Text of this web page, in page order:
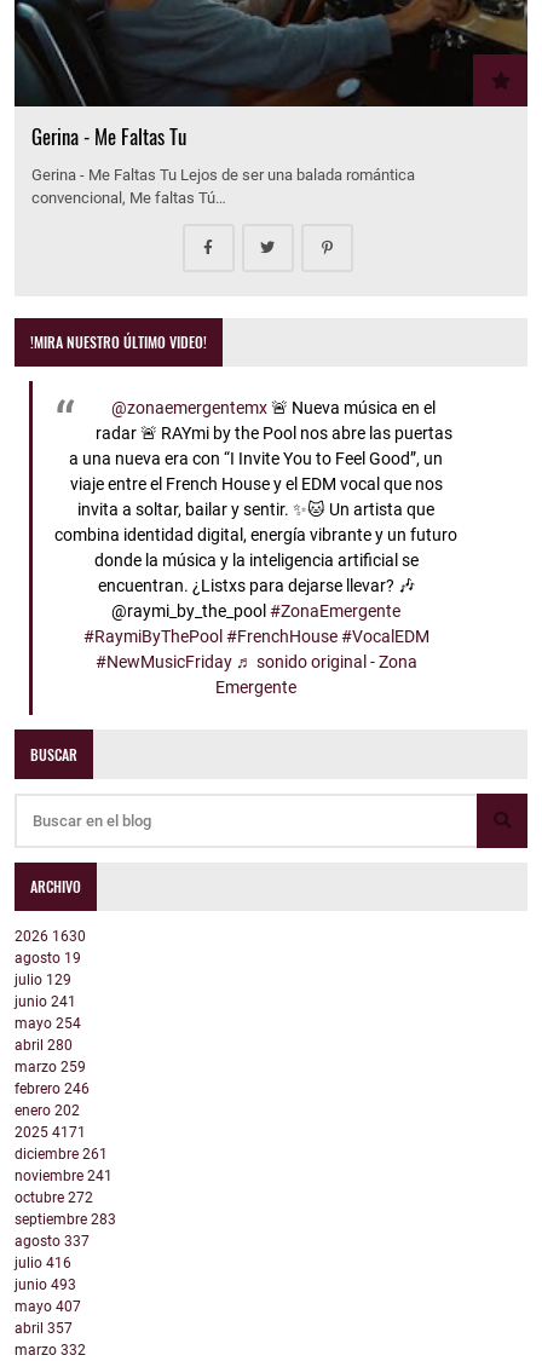
Gerina - Me Faltas Tu
Gerina - Me Faltas Tu Lejos de ser una balada romántica
convencional, Me faltas Tú…
!MIRA NUESTRO ÚLTIMO VIDEO!
@zonaemergentemx🚨 Nueva música en el
radar 🚨 RAYmi by the Pool nos abre las puertas
a una nueva era con “I Invite You to Feel Good”, un
viaje entre el French House y el EDM vocal que nos
invita a soltar, bailar y sentir. ✨🐱 Un artista que
combina identidad digital, energía vibrante y un futuro
donde la música y la inteligencia artificial se
encuentran. ¿Listxs para dejarse llevar? 🎶
@raymi_by_the_pool#ZonaEmergente
#RaymiByThePool #FrenchHouse #VocalEDM
#NewMusicFriday ♬ sonido original - Zona
Emergente
BUSCAR
ARCHIVO
2026 1630
agosto 19
julio 129
junio 241
mayo 254
abril 280
marzo 259
febrero 246
enero 202
2025 4171
diciembre 261
noviembre 241
octubre 272
septiembre 283
agosto 337
julio 416
junio 493
mayo 407
abril 357
marzo 332